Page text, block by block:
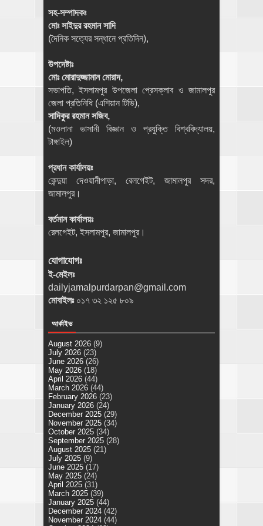
সহ-সম্পাদকঃ
মোঃ সাইদুর রহমান সাদি
(দৈনিক সত্যের সন্ধানে প্রতিদিন),
উপদেষ্টাঃ
মোঃ মোরাদুজ্জামান মোরাদ,
সভাপতি, ইসলামপুর উপজেলা প্রেসক্লাব ও জামালপুর
জেলা প্রতিনিধি (এশিয়ান টিভি),
সাদিকুর রহমান সজিব,
(মওলানা ভাসানী বিজ্ঞান ও প্রযুক্তি বিশ্ববিদ্যালয়,
টাঙ্গাইল)
প্রধান কার্যালয়ঃ
কেন্দুয়া দেওয়ানীপাড়া, রেলগেইট, জামালপুর সদর,
জামালপুর।
বর্তমান কার্যালয়ঃ
রেলগেইট, ইসলামপুর, জামালপুর।
যোগাযোগঃ
ই-মেইলঃ
dailyjamalpurdarpan@gmail.com
মোবাইলঃ ০১৭ ৩২ ১২৫ ৮০৯
আর্কাইভ
August 2026 (9)
July 2026 (23)
June 2026 (26)
May 2026 (18)
April 2026 (44)
March 2026 (44)
February 2026 (23)
January 2026 (24)
December 2025 (29)
November 2025 (34)
October 2025 (34)
September 2025 (28)
August 2025 (21)
July 2025 (9)
June 2025 (17)
May 2025 (24)
April 2025 (31)
March 2025 (39)
January 2025 (44)
December 2024 (42)
November 2024 (44)